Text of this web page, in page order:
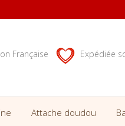
Française Expédiée
Attache doudou